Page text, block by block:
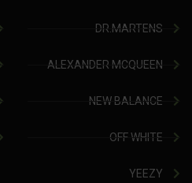
DR.MARTENS
ALEXANDER MCQUEEN
NEW BALANCE
OFF WHITE
YEEZY